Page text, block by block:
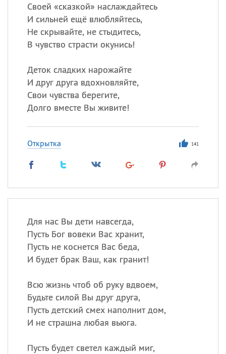
Своей «сказкой» наслаждайтесь
И сильней ещё влюбляйтесь,
Не скрывайте, не стыдитесь,
В чувство страсти окунись!
Деток сладких нарожайте
И друг друга вдохновляйте,
Свои чувства берегите,
Долго вместе Вы живите!
Открытка 141
Для нас Вы дети навсегда,
Пусть Бог вовеки Вас хранит,
Пусть не коснется Вас беда,
И будет брак Ваш, как гранит!
Всю жизнь чтоб об руку вдвоем,
Будьте силой Вы друг друга,
Пусть детский смех наполнит дом,
И не страшна любая вьюга.
Пусть будет светел каждый миг,